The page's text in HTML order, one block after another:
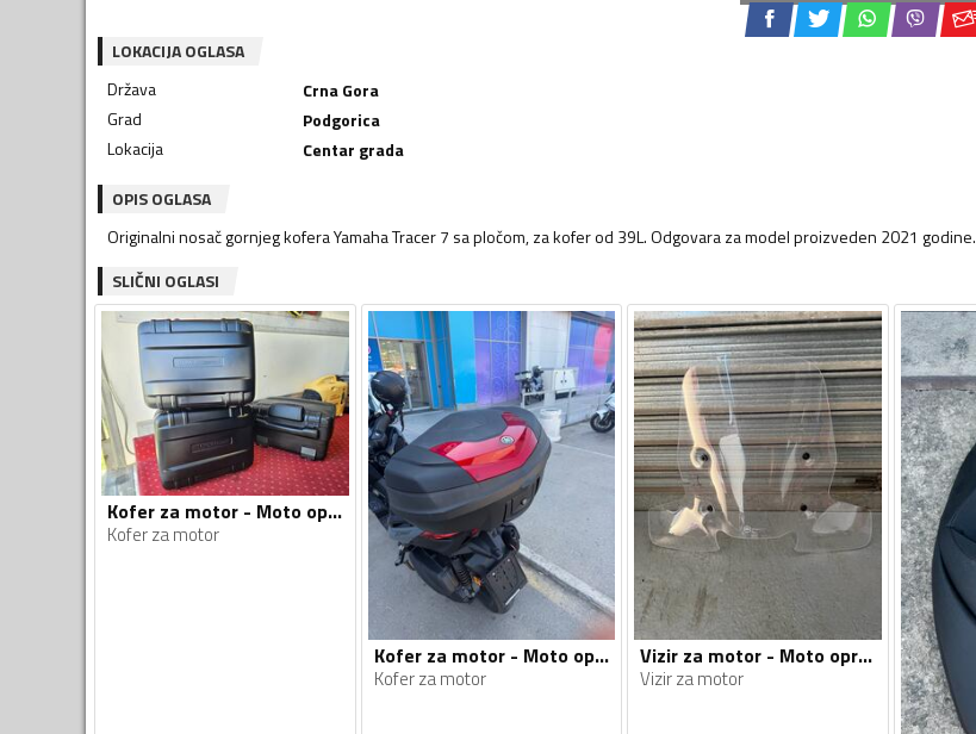
LOKACIJA OGLASA
Država
Crna Gora
Grad
Podgorica
Lokacija
Centar grada
OPIS OGLASA
Originalni nosač gornjeg kofera Yamaha Tracer 7 sa pločom, za kofer od 39L. Odgovara za model proizveden 2021 godine.
SLIČNI OGLASI
Kofer za motor - Moto oprema
Kofer za motor
Kofer za motor - Moto oprema
Kofer za motor
Vizir za motor - Moto oprema
Vizir za motor